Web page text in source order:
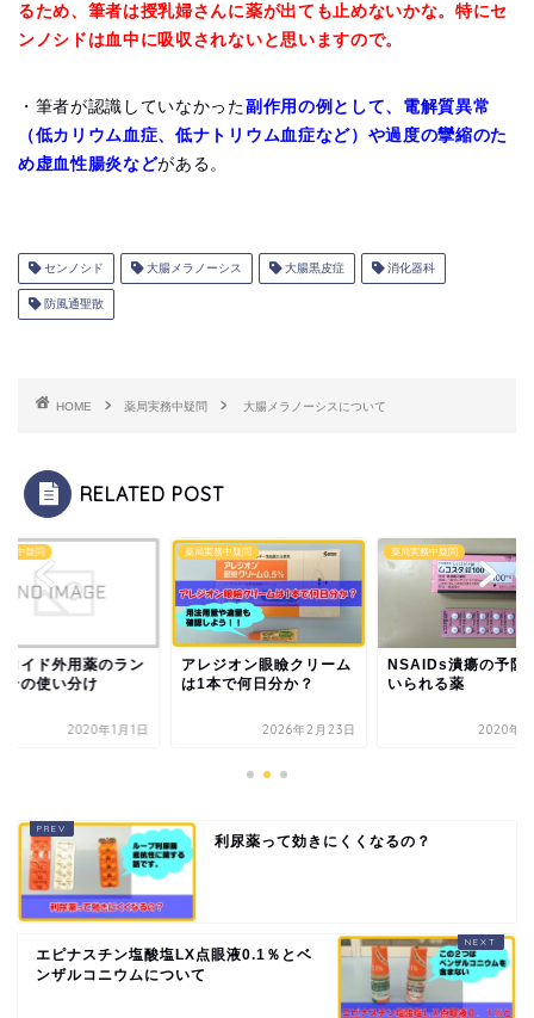
るため、筆者は授乳婦さんに薬が出ても止めないかな。特にセ
ンノシドは血中に吸収されないと思いますので。
・筆者が認識していなかった副作用の例として、電解質異常
（低カリウム血症、低ナトリウム血症など）や過度の攣縮のた
め虚血性腸炎などがある。
センノシド 大腸メラノーシス 大腸黒皮症 消化器科
防風通聖散
HOME 薬局実務中疑問 大腸メラノーシスについて
RELATED POST
務中疑問
ロイド外用薬のラン
その使い分け
2020年1月1日
薬局実務中疑問
アレジオン眼瞼クリーム
は1本で何日分か？
2026年2月23日
薬局実務中疑問
NSAIDs潰瘍の予防
いられる薬
2020年1
利尿薬って効きにくくなるの？
エピナスチン塩酸塩LX点眼液0.1％とベ
ンザルコニウムについて